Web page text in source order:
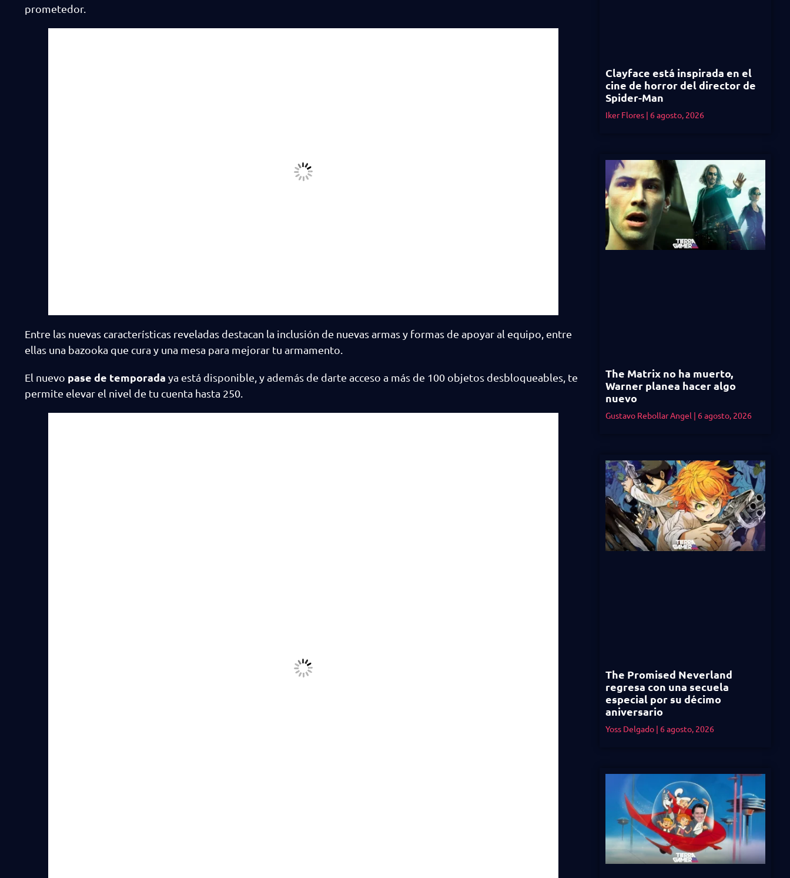
prometedor.
Entre las nuevas características reveladas destacan la inclusión de nuevas armas y formas de apoyar al equipo, entre
ellas una bazooka que cura y una mesa para mejorar tu armamento.
El nuevo pase de temporada ya está disponible, y además de darte acceso a más de 100 objetos desbloqueables, te
permite elevar el nivel de tu cuenta hasta 250.
Clayface está inspirada en el
cine de horror del director de
Spider-Man
Iker Flores 6 agosto, 2026
The Matrix no ha muerto,
Warner planea hacer algo
nuevo
Gustavo Rebollar Angel 6 agosto, 2026
The Promised Neverland
regresa con una secuela
especial por su décimo
aniversario
Yoss Delgado 6 agosto, 2026